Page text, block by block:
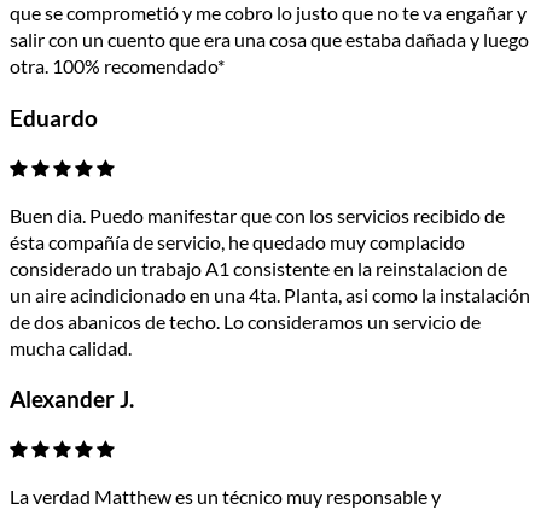
que se comprometió y me cobro lo justo que no te va engañar y
salir con un cuento que era una cosa que estaba dañada y luego
otra. 100% recomendado*
Eduardo
Buen dia. Puedo manifestar que con los servicios recibido de
ésta compañía de servicio, he quedado muy complacido
considerado un trabajo A1 consistente en la reinstalacion de
un aire acindicionado en una 4ta. Planta, asi como la instalación
de dos abanicos de techo. Lo consideramos un servicio de
mucha calidad.
Alexander J.
La verdad Matthew es un técnico muy responsable y